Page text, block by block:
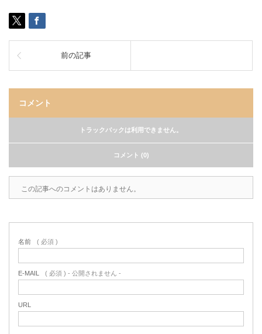
前の記事
コメント
トラックバックは利用できません。
コメント (0)
この記事へのコメントはありません。
名前 ( 必須 )
E-MAIL ( 必須 ) - 公開されません -
URL